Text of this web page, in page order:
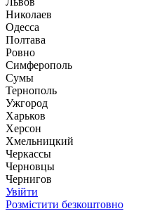
Николаев
Одесса
Полтава
Ровно
Симферополь
Сумы
Тернополь
Ужгород
Харьков
Херсон
Хмельницкий
Черкассы
Чернoвцы
Чернигов
Увійти
Розмістити безкоштовно